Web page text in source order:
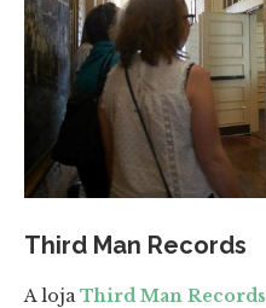
Third Man Records
A lojaThird Man Records